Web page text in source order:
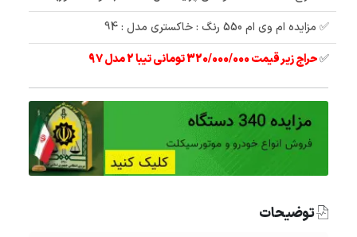
✅ مزایده ام وی ام 550 رنگ : خاکستری مدل : 94
✅حراج زیر قیمت 320/000/000 تومانی تیبا 2 مدل 97
توضیحات